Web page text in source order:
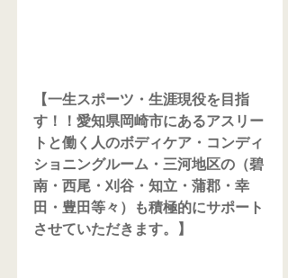
【一生スポーツ・生涯現役を目指
す！！愛知県岡崎市にあるアスリー
トと働く人のボディケア・コンディ
ショニングルーム・三河地区の（碧
南・西尾・刈谷・知立・蒲郡・幸
田・豊田等々）も積極的にサポート
させていただきます。】